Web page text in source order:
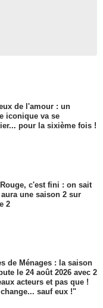
de l'amour : un
iconique va se
pour la sixième fois !
c'est fini : on sait
une saison 2 sur
2
de Ménages : la saison
le 24 août 2026 avec 2
acteurs et pas que !
sauf eux !"